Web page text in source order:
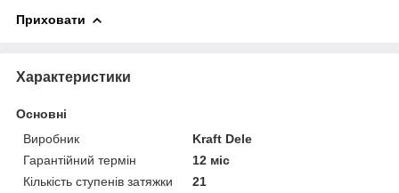
Приховати
Характеристики
Основні
Виробник
Kraft Dele
Гарантійний термін
12 міс
Кількість ступенів затяжки
21